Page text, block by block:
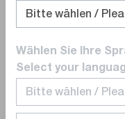
E-Mail
Wählen Sie Ihre
Select your